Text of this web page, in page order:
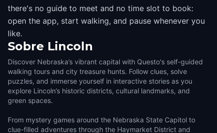
there's no guide to meet and no time slot to book:
open the app, start walking, and pause whenever you
like.
Sobre Lincoln
Discover Nebraska’s vibrant capital with Questo's self-guided
walking tours and city treasure hunts. Follow clues, solve
puzzles, and immerse yourself in interactive stories as you
explore Lincoln’s historic districts, cultural landmarks, and
green spaces.
From mystery games around the Nebraska State Capitol to
clue-filled adventures through the Haymarket District and